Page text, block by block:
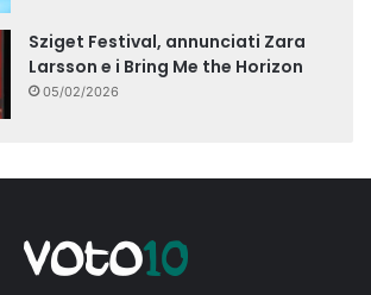
Sziget Festival, annunciati Zara
Larsson e i Bring Me the Horizon
05/02/2026